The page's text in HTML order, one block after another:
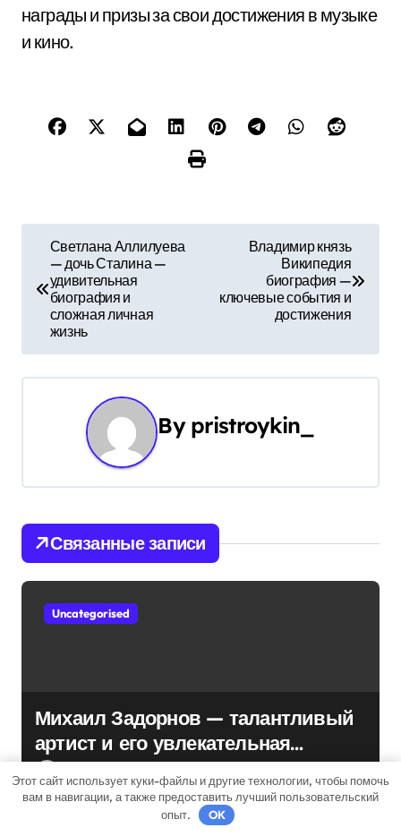
награды и призы за свои достижения в музыке
и кино.
и
г
и
я
п
п
и
с
Светлана Аллилуева
— дочь Сталина —
удивительная
биография и
сложная личная
жизнь
Владимир князь
Википедия
биография —
ключевые события и
достижения
By pristroykin_
Связанные записи
Uncategorised
Михаил Задорнов — талантливый
артист и его увлекательная
биография — выдающиеся
достижения, известность и
интересные факты из личной
Этот сайт использует куки-файлы и другие технологии, чтобы помочь
вам в навигации, а также предоставить лучший пользовательский
опыт.
OK